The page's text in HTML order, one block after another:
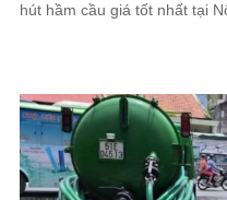
hút hầm cầu giá tốt nhất tại